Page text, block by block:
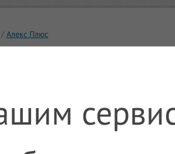
Алекс Плюс
Плюс